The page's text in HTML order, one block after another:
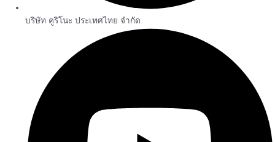
บริษัท คูริโนะ ประเทศไทย จำกัด